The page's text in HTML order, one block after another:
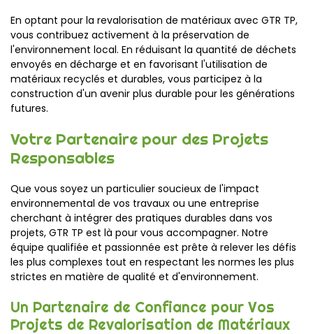
En optant pour la revalorisation de matériaux avec GTR TP,
vous contribuez activement à la préservation de
l'environnement local. En réduisant la quantité de déchets
envoyés en décharge et en favorisant l'utilisation de
matériaux recyclés et durables, vous participez à la
construction d'un avenir plus durable pour les générations
futures.
Votre Partenaire pour des Projets
Responsables
Que vous soyez un particulier soucieux de l'impact
environnemental de vos travaux ou une entreprise
cherchant à intégrer des pratiques durables dans vos
projets, GTR TP est là pour vous accompagner. Notre
équipe qualifiée et passionnée est prête à relever les défis
les plus complexes tout en respectant les normes les plus
strictes en matière de qualité et d'environnement.
Un Partenaire de Confiance pour Vos
Projets de Revalorisation de Matériaux